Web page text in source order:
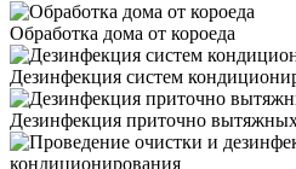
Обработка дома от короеда
Дезинфекция систем
Дезинфекция приточно